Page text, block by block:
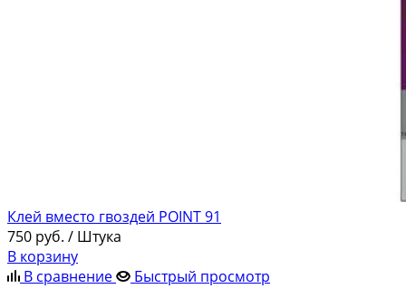
Клей вместо гвоздей POINT 91
750 руб. / Штука
В корзину
В сравнение
Быстрый просмотр